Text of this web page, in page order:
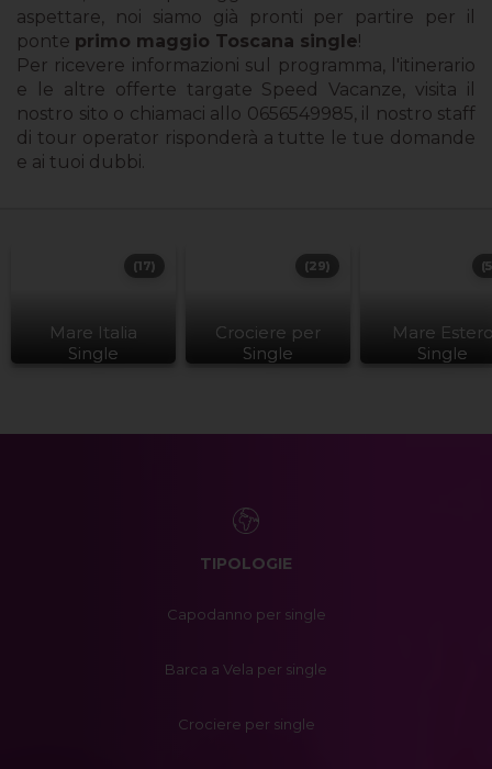
aspettare, noi siamo già pronti per partire per il
ponte primo maggio Toscana single!
Per ricevere informazioni sul programma, l'itinerario
e le altre offerte targate Speed Vacanze, visita il
nostro sito o chiamaci allo 0656549985, il nostro staff
di tour operator risponderà a tutte le tue domande
e ai tuoi dubbi.
Mare Italia
Single
(17)
Crociere per
Single
(29)
Mare
Single
TIPOLOGIE
Capodanno per single
Barca a Vela per single
Crociere per single